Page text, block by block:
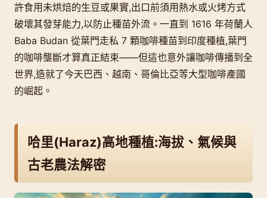
許食用未烘焙的生豆或果實,出口前須用熱水或火烤方式
破壞其發芽能力,以防止種苗外流。一直到 1616 年荷蘭人
Baba Budan 從葉門走私 7 顆咖啡種苗到印度種植,葉門
的咖啡壟斷才算真正結束——但這也意外讓咖啡傳播到全
世界,造就了今天巴西、越南、哥倫比亞等大型咖啡產國
的崛起。
哈里(Haraz)高地種植:海拔、氣候與
古老農法解密